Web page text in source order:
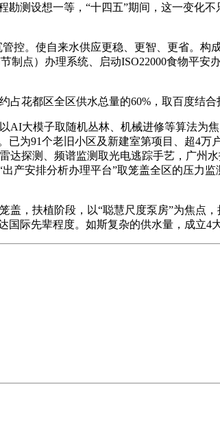
测设想一等，“十四五”期间，这一变化
。使自来水供应更稳、更智、更省。
点）办理系统、启动ISO22000食物平
都区全区供水总量的60%，取百度结合
模子取随机丛林、机械进修等算法为焦
为91个老旧小区及新建室第项目、超4
探测、频谱监测取光电逃踪手艺，广州
产安排分析办理平台”取笼盖全区的压力
扶植阶段，以“聪慧尺度泵房”为焦点，
际先辈程度。如斯复杂的供水量，成立4